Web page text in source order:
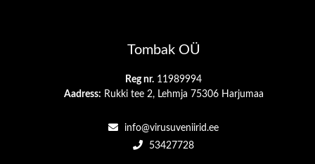
Tombak OÜ
Reg nr. 11989994
Aadress: Rukki tee 2, Lehmja 75306 Harjumaa
info@virusuveniirid.ee
53427728